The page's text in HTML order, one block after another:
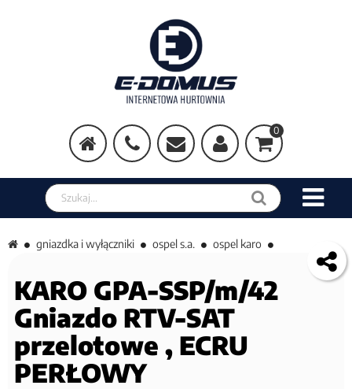
0
Szukaj w sklepie
gniazdka i wyłączniki ospel s.a. ospel karo
KARO GPA-SSP/m/42
Gniazdo RTV-SAT
przelotowe , ECRU
PERŁOWY